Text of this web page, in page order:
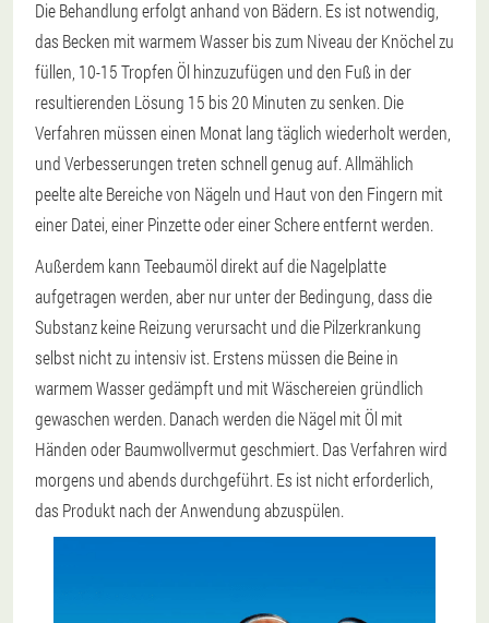
Die Behandlung erfolgt anhand von Bädern. Es ist notwendig,
das Becken mit warmem Wasser bis zum Niveau der Knöchel zu
füllen, 10-15 Tropfen Öl hinzuzufügen und den Fuß in der
resultierenden Lösung 15 bis 20 Minuten zu senken. Die
Verfahren müssen einen Monat lang täglich wiederholt werden,
und Verbesserungen treten schnell genug auf. Allmählich
peelte alte Bereiche von Nägeln und Haut von den Fingern mit
einer Datei, einer Pinzette oder einer Schere entfernt werden.
Außerdem kann Teebaumöl direkt auf die Nagelplatte
aufgetragen werden, aber nur unter der Bedingung, dass die
Substanz keine Reizung verursacht und die Pilzerkrankung
selbst nicht zu intensiv ist. Erstens müssen die Beine in
warmem Wasser gedämpft und mit Wäschereien gründlich
gewaschen werden. Danach werden die Nägel mit Öl mit
Händen oder Baumwollvermut geschmiert. Das Verfahren wird
morgens und abends durchgeführt. Es ist nicht erforderlich,
das Produkt nach der Anwendung abzuspülen.